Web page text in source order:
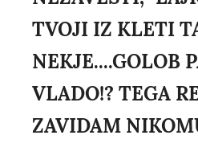
TVOJI IZ KLETI
NEKJE....GOLOB
VLADO!? TEGA
ZAVIDAM